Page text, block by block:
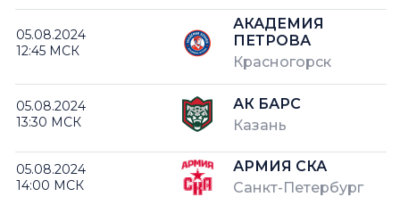
05.08.2024
12:45 МСК
АКАДЕМИЯ
ПЕТРОВА
Красногорск
05.08.2024
13:30 МСК
АК БАРС
Казань
05.08.2024
14:00 МСК
АРМИЯ СКА
Санкт-Петербург